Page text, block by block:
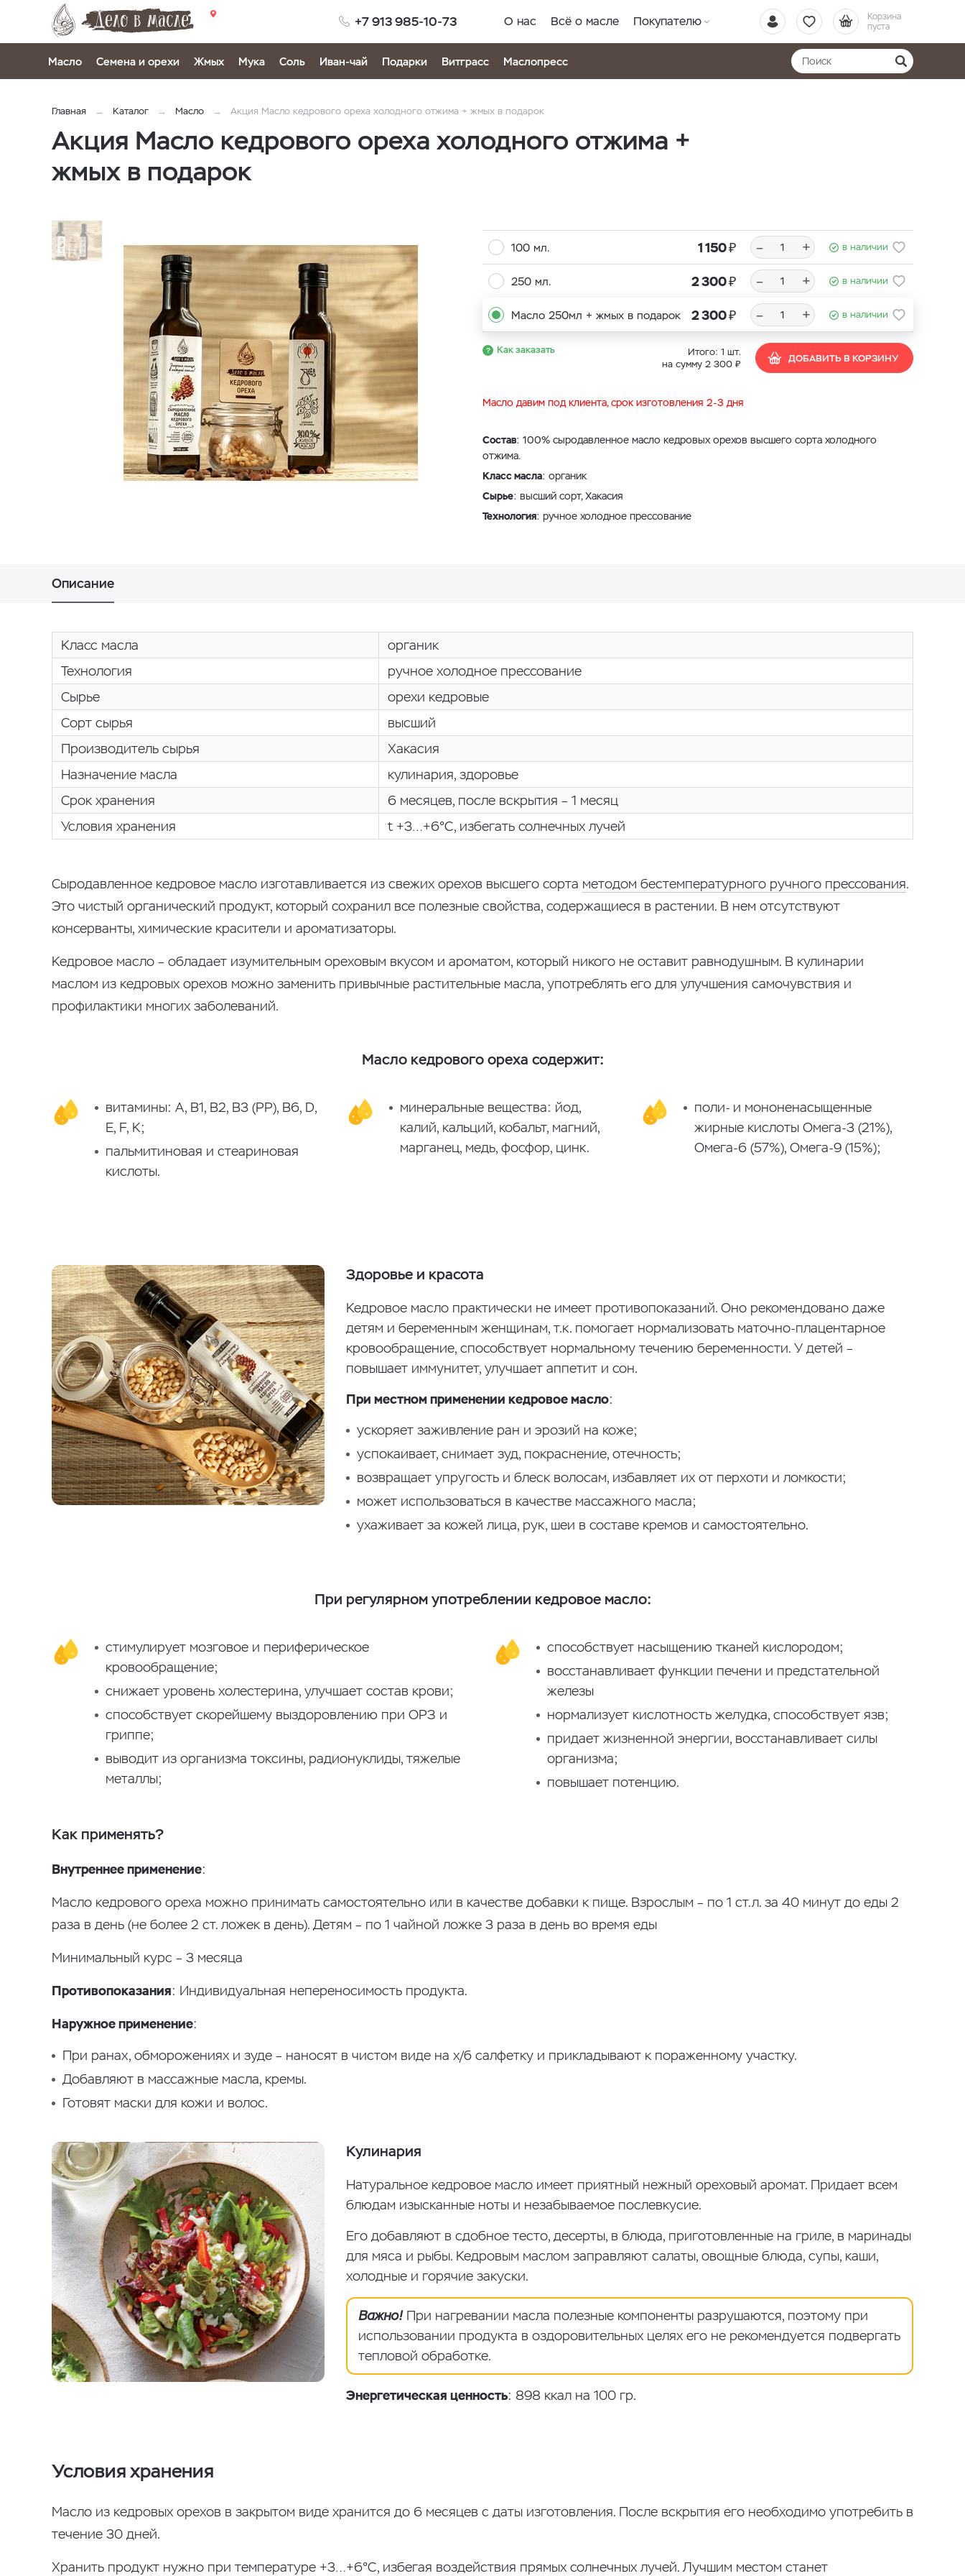
+7 913 985-10-73
Корзина
пуста
О нас Всё о масле Покупателю
Масло Семена и орехи Жмых Мука Соль Иван-чай Подарки Витграсс Маслопресс
Главная Каталог Масло Акция Масло кедрового ореха холодного отжима + жмых в подарок
Акция Масло кедрового ореха холодного отжима +
жмых в подарок
100 мл. 1 150₽ – + в наличии
250 мл. 2 300₽ – + в наличии
Масло 250мл + жмых в подарок 2 300₽ – + в наличии
Как заказать Итого: 1 шт.
на сумму 2 300 ₽ ДОБАВИТЬ В КОРЗИНУ
Масло давим под клиента, срок изготовления 2-3 дня
Состав: 100% сыродавленное масло кедровых орехов высшего сорта холодного
отжима.
Класс масла: органик
Сырье: высший сорт, Хакасия
Технология: ручное холодное прессование
Описание
Класс масла
органик
Технология
ручное холодное прессование
Сырье
орехи кедровые
Сорт сырья
высший
Производитель сырья
Хакасия
Назначение масла
кулинария, здоровье
Срок хранения
6 месяцев, после вскрытия – 1 месяц
Условия хранения
t +3…+6°С, избегать солнечных лучей
Сыродавленное кедровое масло изготавливается из свежих орехов высшего сорта методом бестемпературного ручного прессования.
Это чистый органический продукт, который сохранил все полезные свойства, содержащиеся в растении. В нем отсутствуют
консерванты, химические красители и ароматизаторы.
Кедровое масло – обладает изумительным ореховым вкусом и ароматом, который никого не оставит равнодушным. В кулинарии
маслом из кедровых орехов можно заменить привычные растительные масла, употреблять его для улучшения самочувствия и
профилактики многих заболеваний.
Масло кедрового ореха содержит:
витамины: А, В1, В2, В3 (РР), В6, D,
E, F, K;
пальмитиновая и стеариновая
кислоты.
минеральные вещества: йод,
калий, кальций, кобальт, магний,
марганец, медь, фосфор, цинк.
поли- и мононенасыщенные
жирные кислоты Омега-3 (21%),
Омега-6 (57%), Омега-9 (15%);
Здоровье и красота
Кедровое масло практически не имеет противопоказаний. Оно рекомендовано даже
детям и беременным женщинам, т.к. помогает нормализовать маточно-плацентарное
кровообращение, способствует нормальному течению беременности. У детей –
повышает иммунитет, улучшает аппетит и сон.
При местном применении кедровое масло:
ускоряет заживление ран и эрозий на коже;
успокаивает, снимает зуд, покраснение, отечность;
возвращает упругость и блеск волосам, избавляет их от перхоти и ломкости;
может использоваться в качестве массажного масла;
ухаживает за кожей лица, рук, шеи в составе кремов и самостоятельно.
При регулярном употреблении кедровое масло:
стимулирует мозговое и периферическое
кровообращение;
снижает уровень холестерина, улучшает состав крови;
способствует скорейшему выздоровлению при ОРЗ и
гриппе;
выводит из организма токсины, радионуклиды, тяжелые
металлы;
способствует насыщению тканей кислородом;
восстанавливает функции печени и предстательной
железы
нормализует кислотность желудка, способствует язв;
придает жизненной энергии, восстанавливает силы
организма;
повышает потенцию.
Как применять?
Внутреннее применение:
Масло кедрового ореха можно принимать самостоятельно или в качестве добавки к пище. Взрослым – по 1 ст.л. за 40 минут до еды 2
раза в день (не более 2 ст. ложек в день). Детям – по 1 чайной ложке 3 раза в день во время еды
Минимальный курс – 3 месяца
Противопоказания: Индивидуальная непереносимость продукта.
Наружное применение:
При ранах, обморожениях и зуде – наносят в чистом виде на х/б салфетку и прикладывают к пораженному участку.
Добавляют в массажные масла, кремы.
Готовят маски для кожи и волос.
Кулинария
Натуральное кедровое масло имеет приятный нежный ореховый аромат. Придает всем
блюдам изысканные ноты и незабываемое послевкусие.
Его добавляют в сдобное тесто, десерты, в блюда, приготовленные на гриле, в маринады
для мяса и рыбы. Кедровым маслом заправляют салаты, овощные блюда, супы, каши,
холодные и горячие закуски.
Важно!При нагревании масла полезные компоненты разрушаются, поэтому при
использовании продукта в оздоровительных целях его не рекомендуется подвергать
тепловой обработке.
Энергетическая ценность: 898 ккал на 100 гр.
Условия хранения
Масло из кедровых орехов в закрытом виде хранится до 6 месяцев с даты изготовления. После вскрытия его необходимо употребить в
течение 30 дней.
Хранить продукт нужно при температуре +3…+6°С, избегая воздействия прямых солнечных лучей. Лучшим местом станет